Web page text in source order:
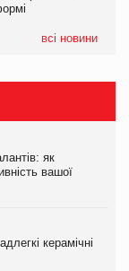
всі новини
як
вашої
керамічні